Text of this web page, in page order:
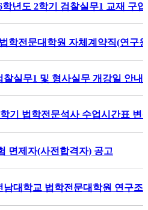
년도 2학기 검찰실무1 교재 구
학전문대학원 자체계약직(연구
찰실무1 및 형사실무 개강일 안내
기 법학전문석사 수업시간표
면제자(사전합격자) 공고
남대학교 법학전문대학원 연구